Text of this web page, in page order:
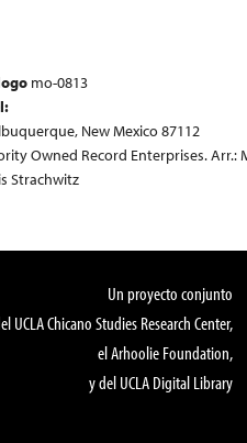
mo-0813
New Mexico 87112
Owned Record Enterprises. Arr.:
Strachwitz
Un proyecto conjunto
UCLA Chicano Studies Research Center,
el Arhoolie Foundation,
y del UCLA Digital Library